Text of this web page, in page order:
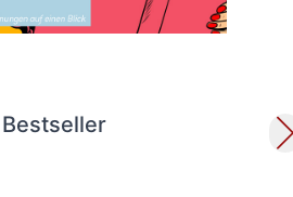
Bestseller